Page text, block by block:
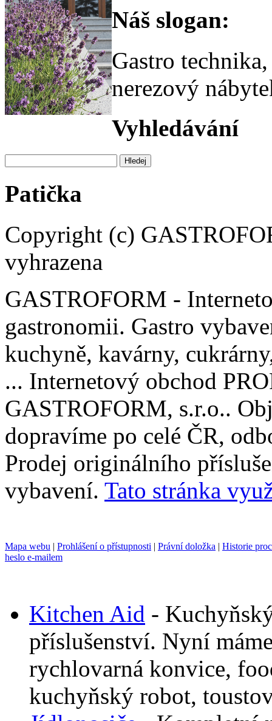
Náš slogan:
Gastro
nerezový
Vyhledávání
Patička
Copyright (c)
vyhrazena
GASTROFORM -
gastronomii. Gastro
kuchyně, kavárny,
... Internetový obchod
GASTROFORM, s.r.o..
dopravíme po celé ČR,
Prodej originálního
vybavení. Tato stránka
Mapa webu | Prohlášení o přístupnosti | Právní doložka | Historie
heslo e-mailem
Kitchen Aid -
příslušenství. Nyní
rychlovarná konvice,
kuchyňský robot,